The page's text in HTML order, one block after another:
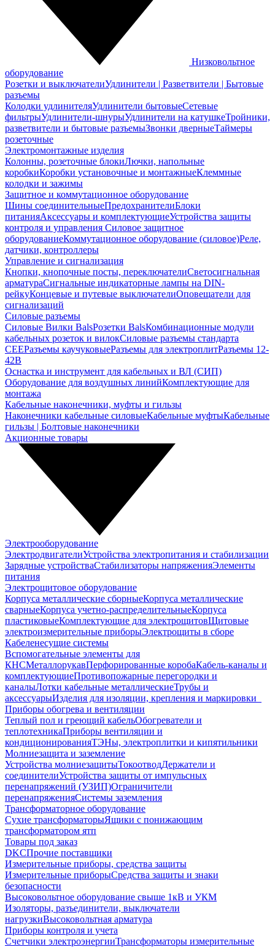
Низковольтное
оборудование
Розетки и выключателиУдлинители | Разветвители | Бытовые
разъемы
Колодки удлинителяУдлинители бытовыеСетевые
фильтрыУдлинители-шнурыУдлинители на катушкеТройники,
разветвители и бытовые разъемыЗвонки дверныеТаймеры
розеточные
Электромонтажные изделия
Колонны, розеточные блокиЛючки, напольные
коробкиКоробки установочные и монтажныеКлеммные
колодки и зажимы
Защитное и коммутационное оборудование
Шины соединительныеПредохранителиБлоки
питанияАксессуары и комплектующиеУстройства защиты
контроля и управления Силовое защитное
оборудованиеКоммутационное оборудование (силовое)Реле,
датчики, контроллеры
Управление и сигнализация
Кнопки, кнопочные посты, переключателиСветосигнальная
арматураСигнальные индикаторные лампы на DIN-
рейкуКонцевые и путевые выключателиОповещатели для
сигнализаций
Силовые разъемы
Силовые Вилки BalsРозетки BalsКомбинационные модули
кабельных розеток и вилокСиловые разъемы стандарта
CEEРазъемы каучуковыеРазъемы для электроплитРазъемы 12-
42В
Оснастка и инструмент для кабельных и ВЛ (СИП)
Оборудование для воздушных линийКомплектующие для
монтажа
Кабельные наконечники, муфты и гильзы
Наконечники кабельные силовыеКабельные муфтыКабельные
гильзы | Болтовые наконечники
Акционные товары
Электрооборудование
ЭлектродвигателиУстройства электропитания и стабилизации
Зарядные устройстваСтабилизаторы напряженияЭлементы
питания
Электрощитовое оборудование
Корпуса металлические сборныеКорпуса металлические
сварныеКорпуса учетно-распределительныеКорпуса
пластиковыеКомплектующие для электрощитовЩитовые
электроизмерительные приборыЭлектрощиты в сборе
Кабеленесущие системы
Вспомогательные элементы для
КНСМеталлорукавПерфорированные коробаКабель-каналы и
комплектующиеПротивопожарные перегородки и
каналыЛотки кабельные металлическиеТрубы и
аксессуарыИзделия для изоляции, крепления и маркировки
Приборы обогрева и вентиляции
Теплый пол и греющий кабельОбогреватели и
теплотехникаПриборы вентиляции и
кондиционированияТЭНы, электроплитки и кипятильники
Молниезащита и заземление
Устройства молниезащитыТокоотводДержатели и
соединителиУстройства защиты от импульсных
перенапряжений (УЗИП)Ограничители
перенапряженияСистемы заземления
Трансформаторное оборудование
Сухие трансформаторыЯщики с понижающим
трансформатором ятп
Товары под заказ
DKCПрочие поставщики
Измерительные приборы, средства защиты
Измерительные приборыСредства защиты и знаки
безопасности
Высоковольтное оборудование свыше 1кВ и УКМ
Изоляторы, разъединители, выключатели
нагрузкиВысоковольтная арматура
Приборы контроля и учета
Счетчики электроэнергииТрансформаторы измерительные